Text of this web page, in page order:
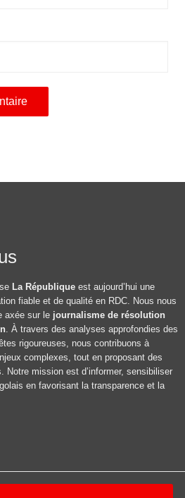
La République est aujourd’hui une
fiable et de qualité en RDC. Nous nous
axée sur le journalisme de résolution
. À travers des analyses approfondies des
rigoureuses, nous contribuons à
complexes, tout en proposant des
mission est d’informer, sensibiliser
en favorisant la transparence et la